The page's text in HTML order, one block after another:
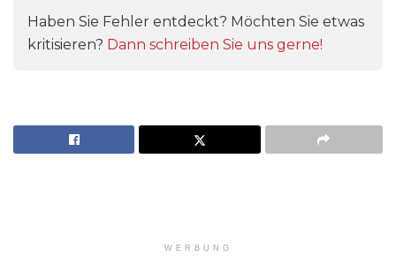
Haben Sie Fehler entdeckt? Möchten Sie etwas
kritisieren? Dann schreiben Sie uns gerne!
WERBUNG